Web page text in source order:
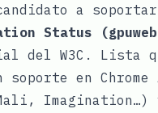
a soportar
Status
del W3C. Lista
soporte en Chrome
Imagination…)